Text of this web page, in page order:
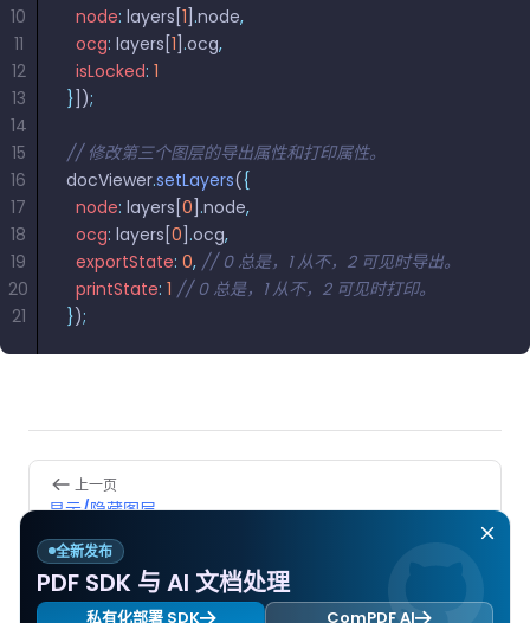
SDK
C 指南
C++ 指
PHP 指
南
Python
指南
指南
Go 指南
React
全新发布
PDF SDK 与 AI 文档处理
私有化部署 SDK ComPDF AI
  node
: layers[ 1 .node,
  ocg
: layers[ 1 .ocg,
  isLocked
: 1
} ]);
// 修改第三个图层的导出属性和打印属性。
docViewer.setLayers({
  node
: layers[ 0 .node,
  ocg
: layers[ 0 .ocg,
  exportState
: 0, // 0 总是，1 从不，2 可见时导出。
  printState
: 1 // 0 总是，1 从不，2 可见时打印。
});
10
11
12
13
14
15
16
17
18
19
20
21
Pager上一页
显示/隐藏图层
导出图层